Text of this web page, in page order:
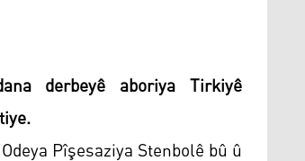
derbeyê aboriya Tirkiyê
Pîşesaziya Stenbolê bû û